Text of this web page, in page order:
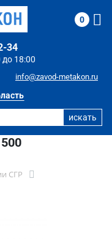
18:00
34
info@zavod-metakon.ru
0
СГР